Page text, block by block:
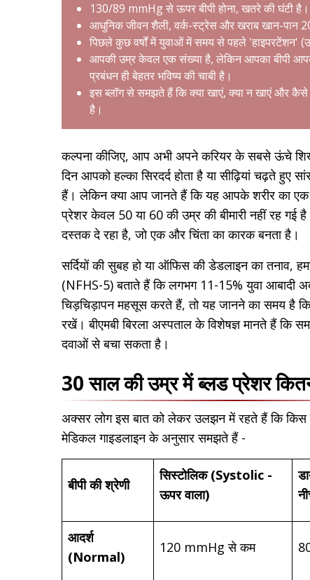
130/89 mmHg से ऊपर बीपी होना, खतरे की घंटी है।
आधुनिक जीवन शैली, वर्क-स्ट्रेस और खराब खान-पान
पिछले कुछ वर्षों में युवाओं में समय से पहले 'हाइपरटेंशन'
आपकी उम्र केवल एक संख्या है, लेकिन आपका बीपी
प्रबंधन ही बेहतर भविष्य की चाबी है।
इस ब्लॉग से समझते हैं कि क्या खाएं, क्या न खाएं और कैसे
है।
कल्पना कीजिए, आप अभी अपने करियर के सबसे ऊंचे
दिन आपको हल्का सिरदर्द होता है या सीढ़ियां चढ़ते
हैं। लेकिन क्या आप जानते हैं कि यह आपके शरीर का एक
प्रेशर केवल 50 या 60 की उम्र की बीमारी नहीं रह
दस्तक दे रहा है, जो एक और चिंता का कारक बनता है।
सर्दियों की सुबह हो या ऑफिस की डेडलाइन का तनाव,
(NFHS-5) बताते हैं कि लगभग 11-15% युवा आबादी
चिड़चिड़ापन महसूस करते हैं, तो यह जानने का समय है
रखें। बीएमबी बिरला अस्पताल के विशेषज्ञ मानते हैं
दवाओं से बचा सकता है।
30 साल की उम्र में ब्लड प्रेशर
अक्सर लोग इस बात को लेकर उलझन में रहते हैं कि किस
मेडिकल गाइडलाइन के अनुसार समझते हैं -
बीपी की श्रेणी
सिस्टोलिक (Systolic -
ऊपर वाला)
आदर्श
(Normal)
120 mmHg से कम